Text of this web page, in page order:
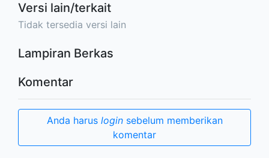
Versi lain/terkait
Tidak tersedia versi lain
Lampiran Berkas
Komentar
Anda harus loginsebelum memberikan
komentar